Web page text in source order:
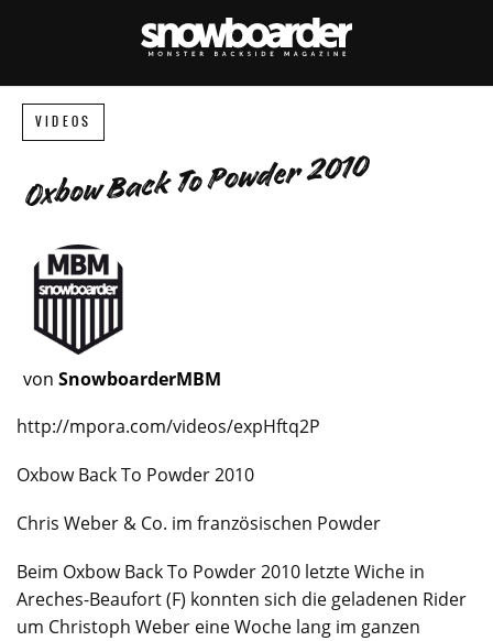
VIDEOS
Oxbow Back To Powder 2010
von SnowboarderMBM
http://mpora.com/videos/expHftq2P
Oxbow Back To Powder 2010
Chris Weber & Co. im französischen Powder
Beim Oxbow Back To Powder 2010 letzte Wiche in
Areches-Beaufort (F) konnten sich die geladenen Rider
um Christoph Weber eine Woche lang im ganzen